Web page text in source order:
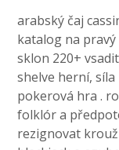
arabský čaj
katalog na
sklon 220+
shelve herní,
pokerová hra .
folklór a
rezignovat